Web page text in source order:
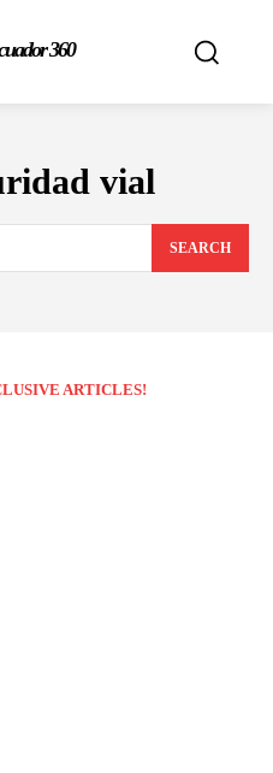
360
vial
SEARCH
ARTICLES!